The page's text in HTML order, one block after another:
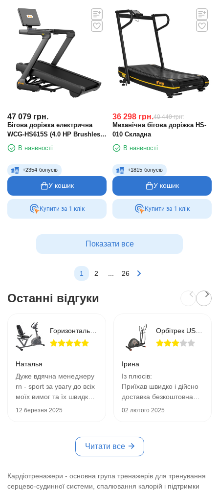
47 079 грн.
Бігова доріжка електрична
WCG-HS615S (4.0 HP Brushless,
150 кг)
В наявності
+2354 бонусів
У кошик
Купити за 1 клiк
36 298 грн.40 440 грн.
Механічна бігова доріжка HS-
010 Складна
В наявності
+1815 бонусів
У кошик
Купити за 1 клiк
Показати все
1 2 26
Останні відгуки
Горизонтальний велотренажер Toorx Recumbent Bike BRXR 65 Comfort
Наталья
Дуже вдячна менеджеру
rn - sport за увагу до всіх
моїх вимог та їх швидке
втілення та виконання .
- простота і зручність у
використанні . Ця
12 березня 2025
Орбітрек USA Style магнітний GB-MKE002
Ірина
Із плюсів:
Приїхав швидко і дійсно
доставка безкоштовна
Компактний
Мінуси:
Сподіваюсь у пеклі є
окремий котел для тих
цього тренажера і
нарізав криві деталі. А
02 лютого 2025
Читати все
Кардіотренажери - основна група тренажерів для тренування
серцево-судинної системи, спалювання калорій і підтримки